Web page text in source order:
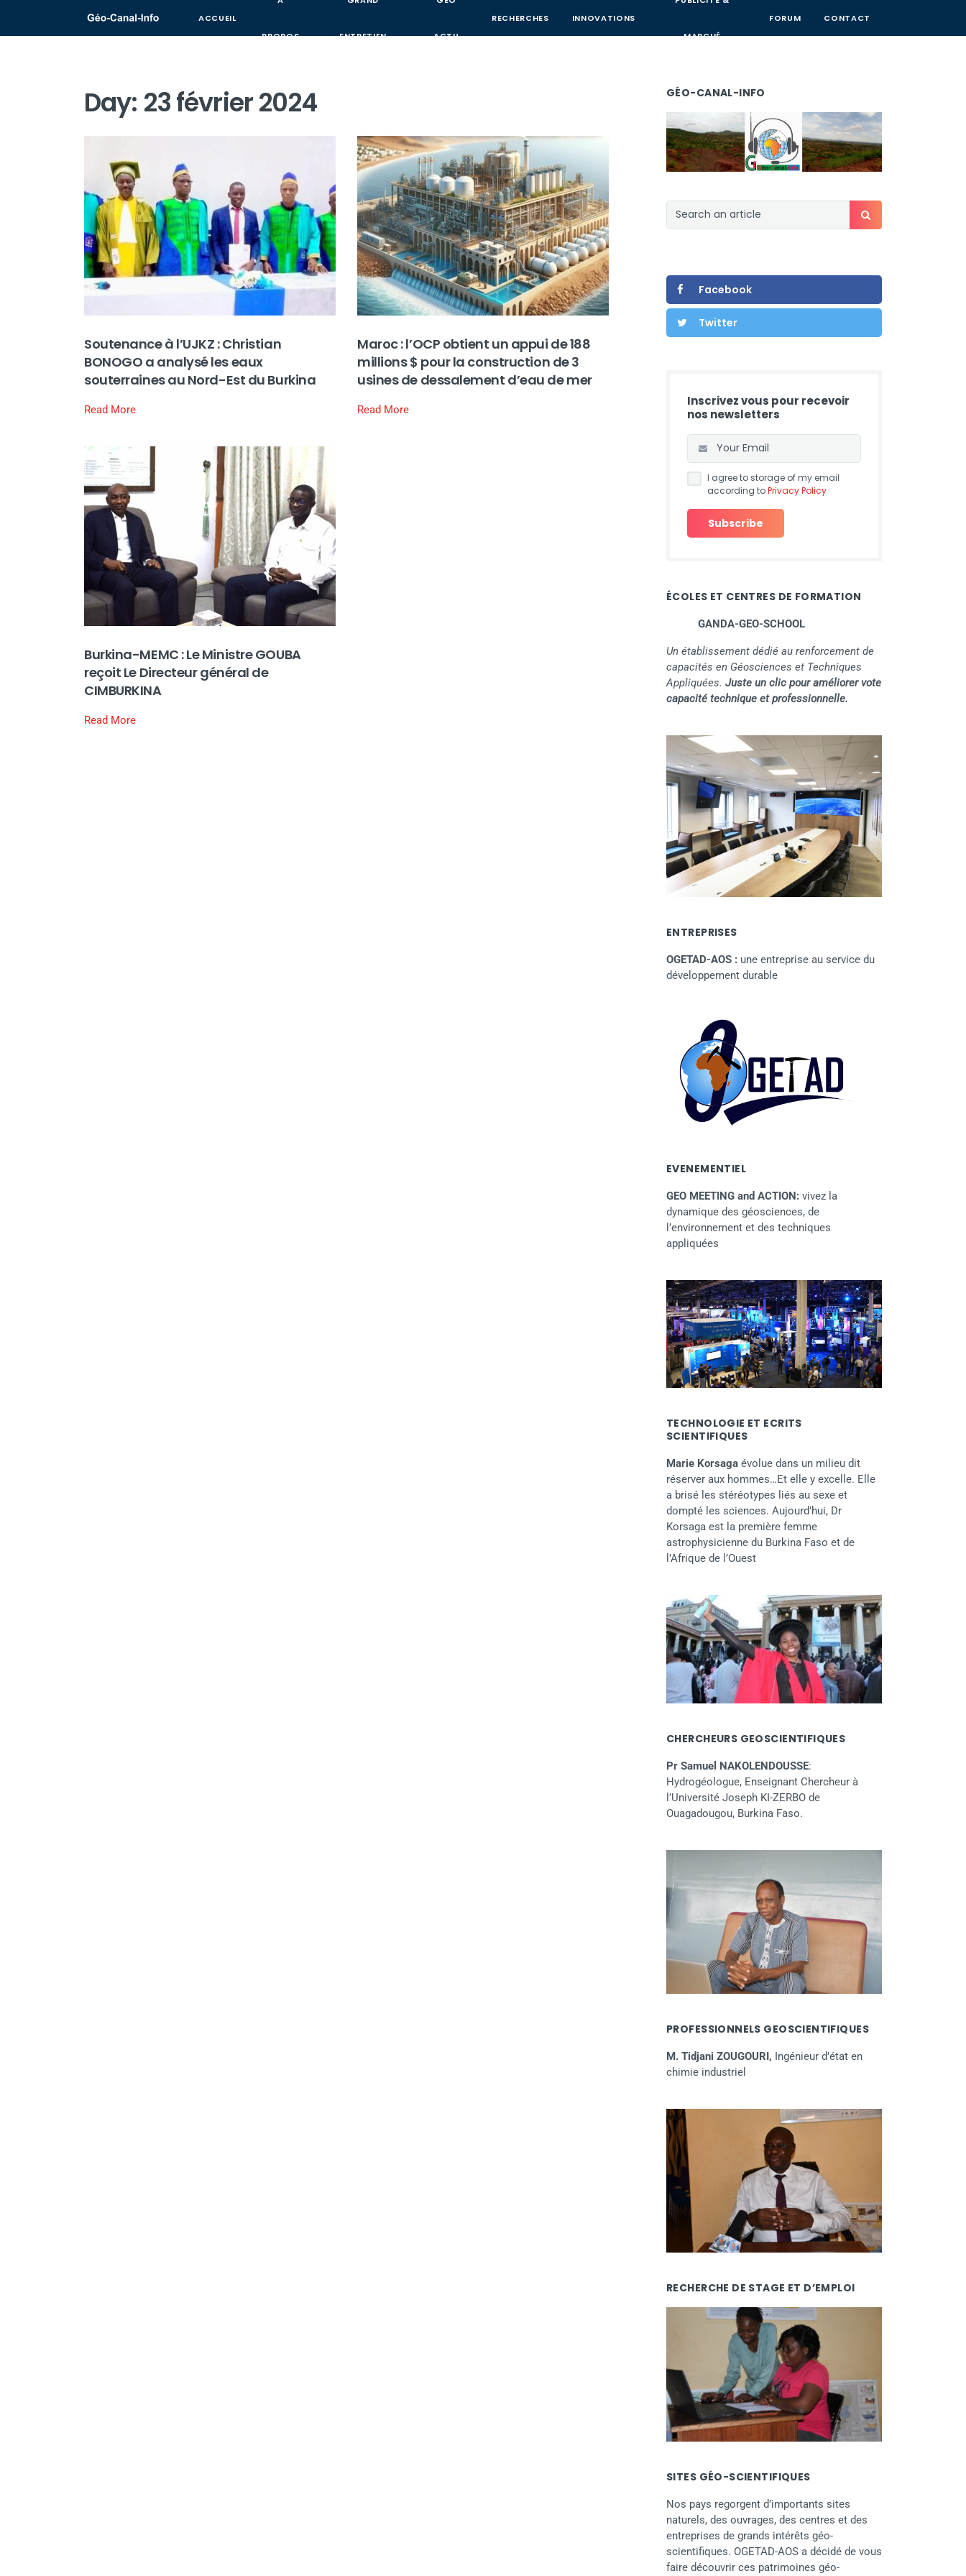
ACCUEIL
PROPOS ENTRETIEN ACTU
RECHERCHES INNOVATIONS
MARCHÉ
FORUM CONTACT
Day: 23 février 2024
Soutenance à l’UJKZ : Christian
BONOGO a analysé les eaux
souterraines au Nord-Est du Burkina
Read More
Maroc : l’OCP obtient un appui de 188
millions $ pour la construction de 3
usines de dessalement d’eau de mer
Read More
Burkina-MEMC : Le Ministre GOUBA
reçoit Le Directeur général de
CIMBURKINA
Read More
GÉO-CANAL-INFO
Facebook
Twitter
Inscrivez vous pour recevoir
nos newsletters
I agree to storage of my email
according toPrivacy Policy
ÉCOLES ET CENTRES DE FORMATION
GANDA-GEO-SCHOOL
Un établissement dédié au renforcement de
capacités en Géosciences et Techniques
Appliquées. Juste un clic pour améliorer vote
capacité technique et professionnelle.
ENTREPRISES
OGETAD-AOS : une entreprise au service du
développement durable
EVENEMENTIEL
GEO MEETING and ACTION: vivez la
dynamique des géosciences, de
l’environnement et des techniques
appliquées
TECHNOLOGIE ET ECRITS
SCIENTIFIQUES
Marie Korsaga évolue dans un milieu dit
réserver aux hommes…Et elle y excelle. Elle
a brisé les stéréotypes liés au sexe et
dompté les sciences. Aujourd’hui, Dr
Korsaga est la première femme
astrophysicienne du Burkina Faso et de
l’Afrique de l’Ouest
CHERCHEURS GEOSCIENTIFIQUES
Pr Samuel NAKOLENDOUSSE:
Hydrogéologue, Enseignant Chercheur à
l’Université Joseph KI-ZERBO de
Ouagadougou, Burkina Faso.
PROFESSIONNELS GEOSCIENTIFIQUES
M. Tidjani ZOUGOURI, Ingénieur d’état en
chimie industriel
RECHERCHE DE STAGE ET D’EMPLOI
SITES GÉO-SCIENTIFIQUES
Nos pays regorgent d’importants sites
naturels, des ouvrages, des centres et des
entreprises de grands intérêts géo-
scientifiques. OGETAD-AOS a décidé de vous
faire découvrir ces patrimoines géo-